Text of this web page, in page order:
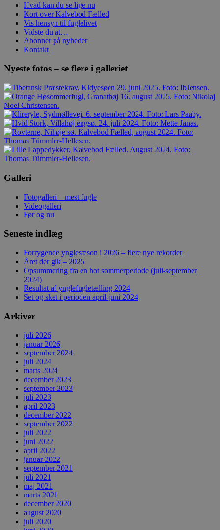
Hvad kan du se lige nu
Kort over Kalvebod Fælled
Vis hensyn til fuglelivet
Vidste du at…
Abonner på nyheder
Kontakt
Nyeste fotos – se flere i galleriet
Galleri
Fotogalleri – mest fugle
Videogalleri
Før og nu
Seneste indlæg
Forrygende ynglesæson i 2026 – flere nye rekorder
Året der gik – 2025
Opsummering fra en hot sommerperiode (juli-september
2024)
Resultat af ynglefugletælling 2024
Set og sket i perioden april-juni 2024
Arkiver
juli 2026
januar 2026
september 2024
juli 2024
marts 2024
december 2023
september 2023
juli 2023
april 2023
december 2022
september 2022
juli 2022
juni 2022
april 2022
januar 2022
september 2021
juli 2021
maj 2021
marts 2021
december 2020
august 2020
juli 2020